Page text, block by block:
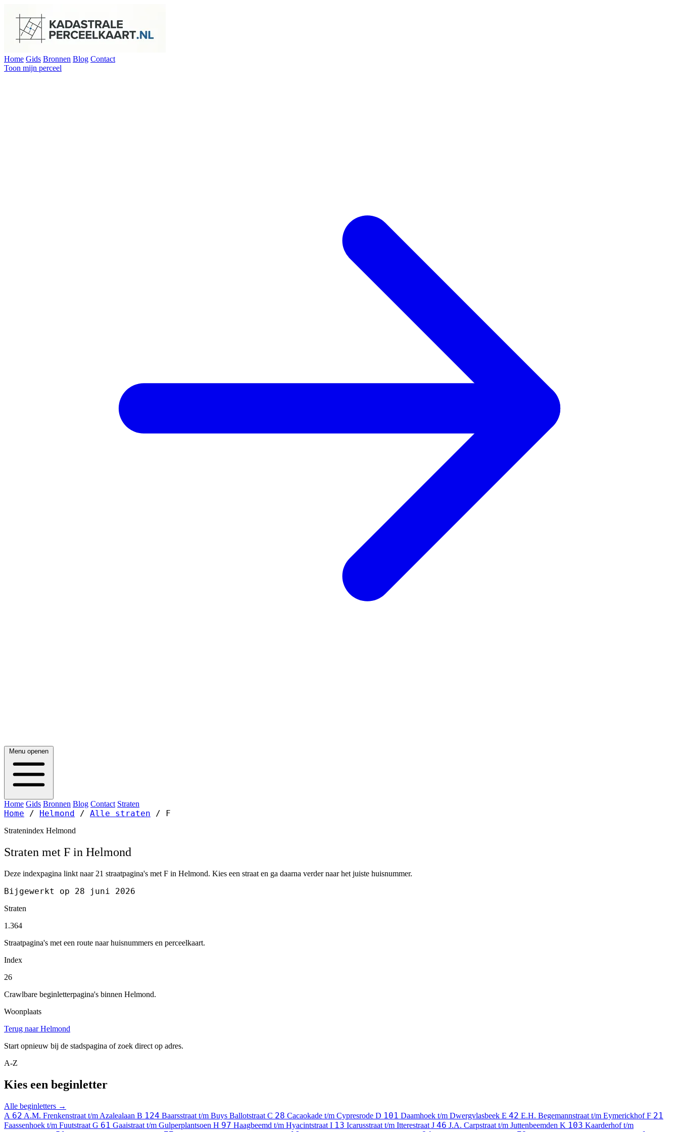
Home Gids Bronnen Blog Contact
Toon mijn perceel
Menu openen
Home Gids Bronnen Blog Contact Straten
Home / Helmond / Alle straten / F
Stratenindex Helmond
Straten met F in Helmond
Deze indexpagina linkt naar 21 straatpagina's met F in Helmond. Kies een straat en ga daarna verder naar het juiste huisnummer.
Bijgewerkt op 28 juni 2026
Straten
1.364
Straatpagina's met een route naar huisnummers en perceelkaart.
Index
26
Crawlbare beginletterpagina's binnen Helmond.
Woonplaats
Terug naar Helmond
Start opnieuw bij de stadspagina of zoek direct op adres.
A-Z
Kies een beginletter
Alle beginletters →
A 62 A.M. Frenkenstraat t/m Azalealaan B 124 Baarsstraat t/m Buys Ballotstraat C 28 Cacaokade t/m Cypresrode D 101 Daamhoek t/m Dwergvlasbeek E 42 E.H. Begemannstraat t/m EymerickhofF 21
Faassenhoek t/m Fuutstraat G 61 Gaaistraat t/m Gulperplantsoen H 97 Haagbeemd t/m Hyacintstraat I 13 Icarusstraat t/m Itterestraat J 46 J.A. Carpstraat t/m Juttenbeemden K 103 Kaarderhof t/m